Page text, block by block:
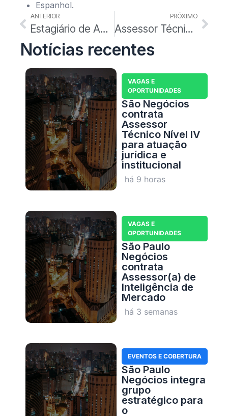
Espanhol.
ANTERIOR
Estagiário de Administração Pública
PRÓXIMO
Assessor Técnico Nível II – Experiências e Eventos
Notícias recentes
VAGAS E
OPORTUNIDADES
São Negócios
contrata
Assessor
Técnico Nível IV
para atuação
jurídica e
institucional
há 9 horas
VAGAS E
OPORTUNIDADES
São Paulo
Negócios
contrata
Assessor(a) de
Inteligência de
Mercado
há 3 semanas
EVENTOS E COBERTURA
São Paulo
Negócios integra
grupo
estratégico para
o